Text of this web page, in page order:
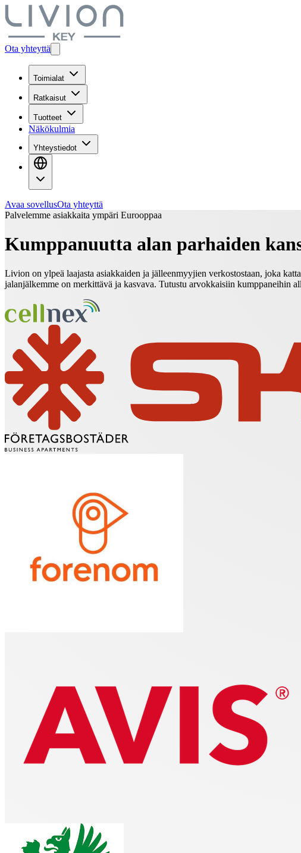
Ota yhteyttä
Toimialat
Ratkaisut
Tuotteet
Näkökulmia
Yhteystiedot
Avaa sovellusOta yhteyttä
Palvelemme asiakkaita ympäri Eurooppaa
Kumppanuutta alan parhaiden
Livion on ylpeä laajasta asiakkaiden ja jälleenmyyjien verkostostaan, joka
jalanjälkemme on merkittävä ja kasvava. Tutustu arvokkaisiin kumppaneihin